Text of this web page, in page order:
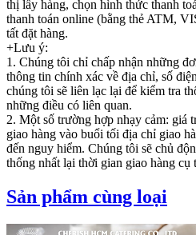
thị lấy hàng, chọn hình thức thanh
thanh toán online (bằng thẻ ATM,
tất đặt hàng.
+Lưu ý:
1. Chúng tôi chỉ chấp nhận những
thông tin chính xác về địa chỉ, số
chúng tôi sẽ liên lạc lại để kiểm tra
những điều có liên quan.
2. Một số trường hợp nhạy cảm: giá
giao hàng vào buổi tối địa chỉ giao
đến nguy hiểm. Chúng tôi sẽ chủ
thống nhất lại thời gian giao hàng cụ
Sản phẩm cùng loại